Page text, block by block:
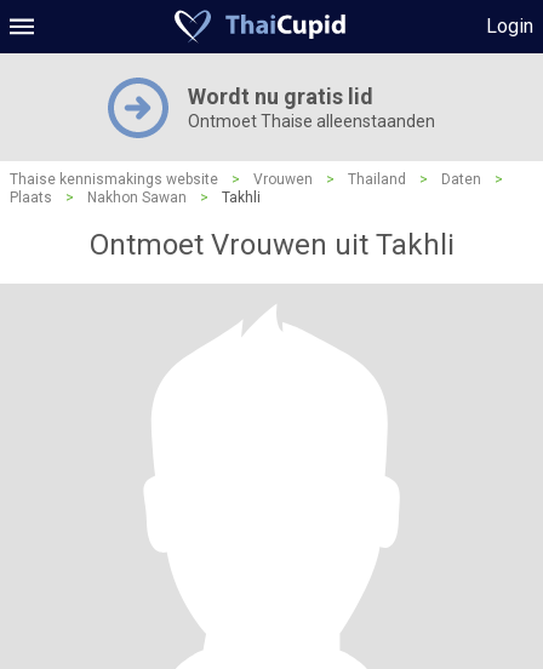
Login
Wordt nu gratis lid
Ontmoet Thaise alleenstaanden
Thaise kennismakings website > Vrouwen > Thailand > Daten
>
Plaats
> Nakhon Sawan > Takhli
Ontmoet Vrouwen uit Takhli